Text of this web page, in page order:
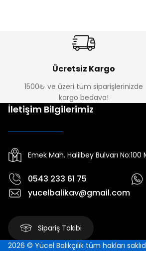
Ücretsiz Kargo
1500₺ ve üzeri tüm siparişlerinizde
kargo bedava!
İletişim Bilgilerimiz
Emek Mah. Halilbey Bulvarı
0543 233 61 75
yucelbalikav@gmail.com
Sipariş Takibi
2026 © Yücel Balıkçılık tüm hakları